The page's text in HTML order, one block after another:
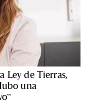
Ley de Tierras,
una